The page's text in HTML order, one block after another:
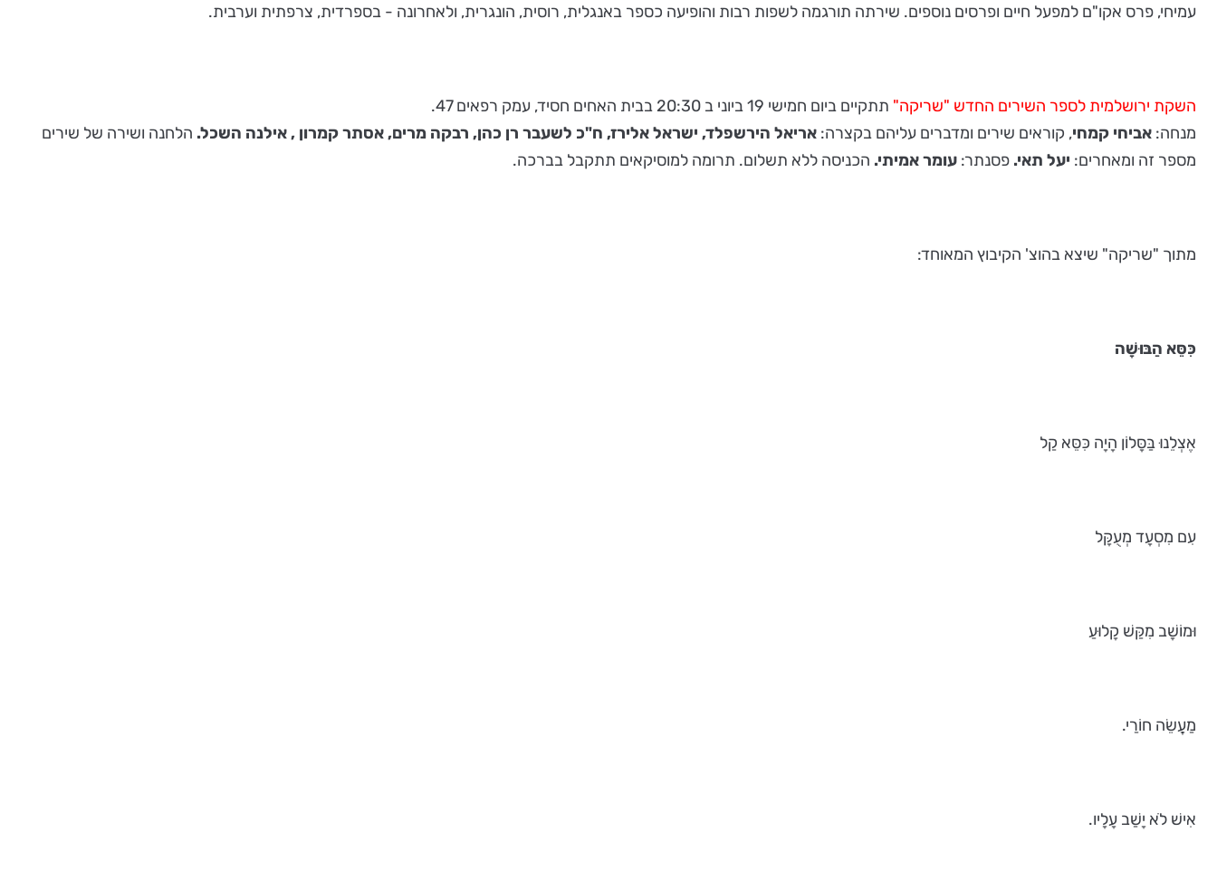
עמיחי, פרס אקו"ם למפעל חיים ופרסים נוספים. שירתה תורגמה לשפות רבות והופיעה כספר באנגלית, רוסית, הונגרית, ולאחרונה - בספרדית, צרפתית וערבית.
השקת ירושלמית לספר השירים החדש "שריקה" תתקיים ביום חמישי 19 ביוני ב 20:30 בבית האחים חסיד, עמק רפאים 47.
מנחה: אביחי קמחי, קוראים שירים ומדברים עליהם בקצרה: אריאל הירשפלד, ישראל אלירז, ח"כ לשעבר רן כהן, רבקה מרים, אסתר קמרון , אילנה השכל. הלחנה ושירה של שירים
מספר זה ומאחרים: יעל תאי. פסנתר: עומר אמיתי. הכניסה ללא תשלום. תרומה למוסיקאים תתקבל בברכה.
מתוך "שריקה" שיצא בהוצ' הקיבוץ המאוחד:
כִּסֵּא הַבּוּשָׁה
אֶצְלֵנוּ בַּסָּלוֹן הָיָה כִּסֵּא קַל
עִם מִסְעָד מְעֻקָּל
וּמוֹשָׁב מִקַּשׁ קָלוּעַ
מַעֲשֵׂה חוֹרַי.
אִישׁ לֹא יָשַׁב עָלָיו.